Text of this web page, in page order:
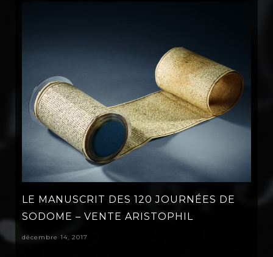
LE MANUSCRIT DES 120 JOURNÉES DE
SODOME – VENTE ARISTOPHIL
décembre 14, 2017